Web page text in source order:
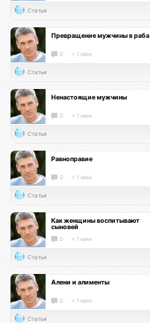
Статья
Превращение мужчины в раба
0 < 1 мин.
Статья
Ненастоящие мужчины
0 < 1 мин.
Статья
Равноправие
0 < 1 мин.
Статья
Как женщины воспитывают
сыновей
0 < 1 мин.
Статья
Алени и алименты
0 < 1 мин.
Статья